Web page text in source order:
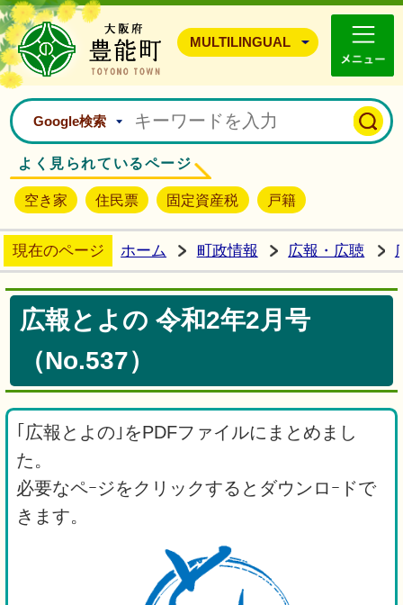
豊能町ホームページ
MULTILINGUAL
Google検索
よく見られているページ
空き家 住民票 固定資産税 戸籍
現在のページ ホーム 町政情報 広報・広聴
広報とよの 令和2年2月号
（No.537）
｢広報とよの｣をPDFファイルにまとめまし
た。
必要なペｰジをクリックするとダウンロｰドで
きます。